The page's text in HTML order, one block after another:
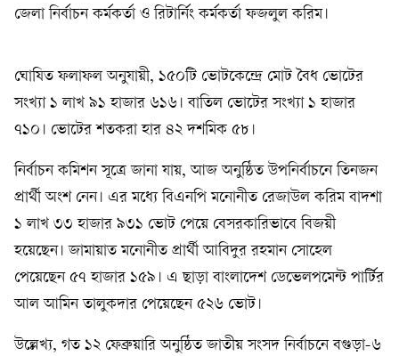
জেলা নির্বাচন কর্মকর্তা ও রিটার্নিং কর্মকর্তা ফজলুল করিম।
ঘোষিত ফলাফল অনুযায়ী, ১৫০টি ভোটকেন্দ্রে মোট বৈধ ভোটের
সংখ্যা ১ লাখ ৯১ হাজার ৬১৬। বাতিল ভোটের সংখ্যা ১ হাজার
৭১০। ভোটের শতকরা হার ৪২ দশমিক ৫৮।
নির্বাচন কমিশন সূত্রে জানা যায়, আজ অনুষ্ঠিত উপনির্বাচনে তিনজন
প্রার্থী অংশ নেন। এর মধ্যে বিএনপি মনোনীত রেজাউল করিম বাদশা
১ লাখ ৩৩ হাজার ৯৩১ ভোট পেয়ে বেসরকারিভাবে বিজয়ী
হয়েছেন। জামায়াত মনোনীত প্রার্থী আবিদুর রহমান সোহেল
পেয়েছেন ৫৭ হাজার ১৫৯। এ ছাড়া বাংলাদেশ ডেভেলপমেন্ট পার্টির
আল আমিন তালুকদার পেয়েছেন ৫২৬ ভোট।
উল্লেখ্য, গত ১২ ফেব্রুয়ারি অনুষ্ঠিত জাতীয় সংসদ নির্বাচনে বগুড়া-৬